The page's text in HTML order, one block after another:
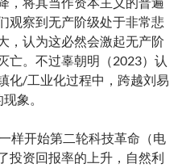
观察到无产阶级处于非常悲
，认为这必然会激起无产阶
亡。不过辜朝明（2023）认
化/工业化过程中，跨越刘易
象。
样开始第二轮科技革命（电
投资回报率的上升，自然利